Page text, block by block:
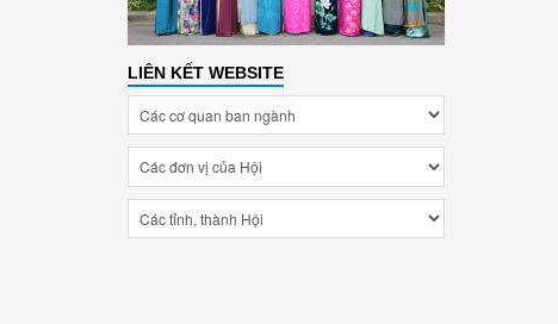
LIÊN KẾT WEBSITE